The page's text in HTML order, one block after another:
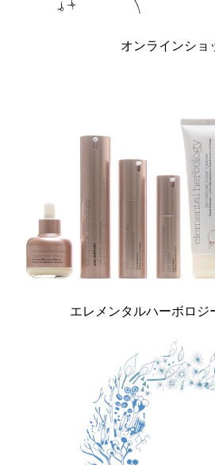
オンラインショ
エレメンタルハーボロジ